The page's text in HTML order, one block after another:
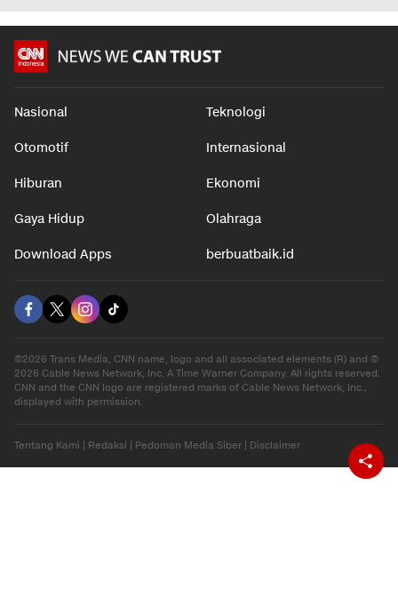
Nasional Teknologi
Otomotif Internasional
Hiburan Ekonomi
Gaya Hidup Olahraga
Download Apps berbuatbaik.id
©2026 Trans Media, CNN name, logo and all associated elements (R) and ©
2026 Cable News Network, Inc. A Time Warner Company. All rights reserved.
CNN and the CNN logo are registered marks of Cable News Network, Inc.,
displayed with permission.
Tentang Kami | Redaksi | Pedoman Media Siber | Disclaimer